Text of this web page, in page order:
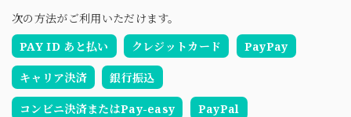
次の方法がご利用いただけます。
PAY ID あと払い
クレジットカード PayPay
キャリア決済 銀行振込
コンビニ決済またはPay-easy PayPal